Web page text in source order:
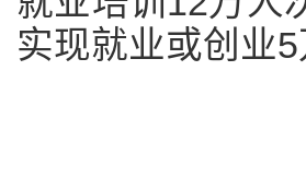
实现就业或创业5